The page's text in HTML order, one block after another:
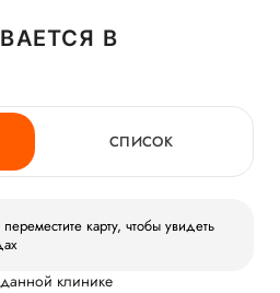
В
СПИСОК
карту, чтобы увидеть
клинике